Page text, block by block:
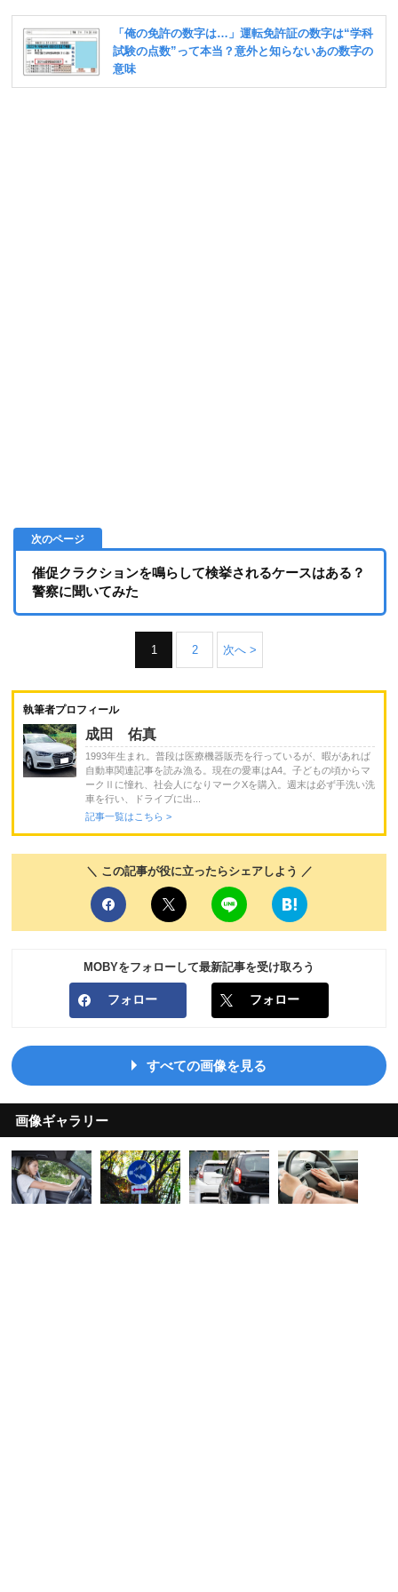
催促クラクションを鳴らして検挙されるケースはある？
警察に聞いてみた
1 2 次へ >
執筆者プロフィール
成田 佑真
1993年生まれ。普段は医療機器販売を行っているが、暇があれば
自動車関連記事を読み漁る。現在の愛車はA4。子どもの頃からマ
ークⅡに憧れ、社会人になりマークXを購入。週末は必ず手洗い洗
車を行い、ドライブに出...
記事一覧はこちら >
＼ この記事が役に立ったらシェアしよう ／
MOBYをフォローして最新記事を受け取ろう
フォロー フォロー
すべての画像を見る
画像ギャラリー